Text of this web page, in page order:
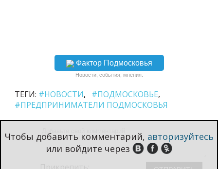
Фактор Подмосковья
Новости, события, мнения.
ТЕГИ: #НОВОСТИ
#ПОДМОСКОВЬЕ
#ПРЕДПРИНИМАТЕЛИ ПОДМОСКОВЬЯ
Чтобы добавить комментарий, авторизуйтесь
или войдите через